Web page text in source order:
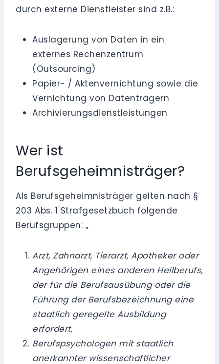
durch externe Dienstleister sind z.B.:
Auslagerung von Daten in ein
externes Rechenzentrum
(Outsourcing)
Papier- / Aktenvernichtung sowie die
Vernichtung von Datenträgern
Archivierungsdienstleistungen
Wer ist
Berufsgeheimnisträger?
Als Berufsgeheimnisträger gelten nach §
203 Abs. 1 Strafgesetzbuch folgende
Berufsgruppen: „
Arzt, Zahnarzt, Tierarzt, Apotheker oder
Angehörigen eines anderen Heilberufs,
der für die Berufsausübung oder die
Führung der Berufsbezeichnung eine
staatlich geregelte Ausbildung
erfordert,
Berufspsychologen mit staatlich
anerkannter wissenschaftlicher